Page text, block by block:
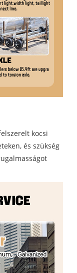
kocsi
és szükség